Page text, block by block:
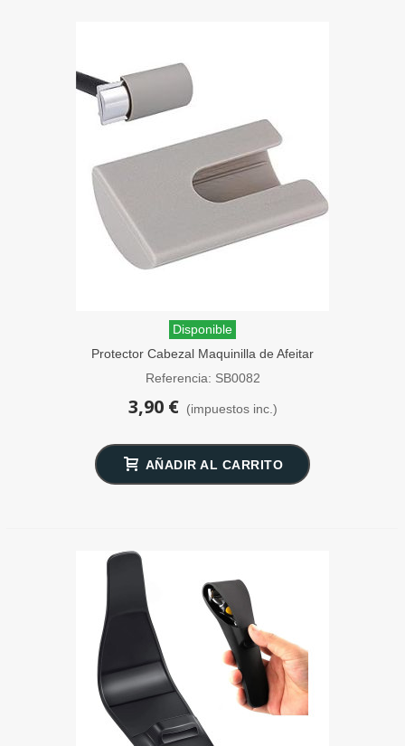
Disponible
Protector Cabezal Maquinilla de Afeitar
SensaBien Gris
Referencia: SB0082
3,90 € (impuestos inc.)
AÑADIR AL CARRITO